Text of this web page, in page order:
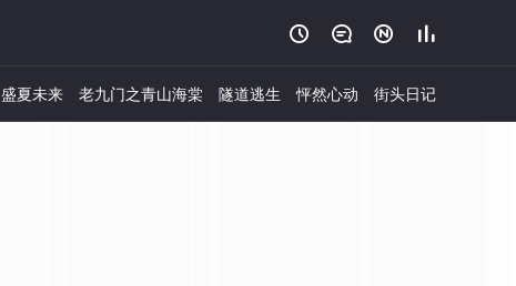
   
盛夏未来 老九门之青山海棠 隧道逃生 怦然心动 街头日记